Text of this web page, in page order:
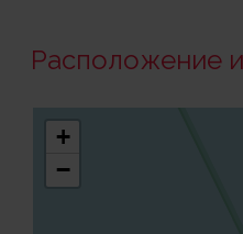
Расположение
+
−